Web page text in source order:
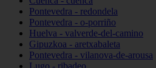
Pontevedra - redondela
Pontevedra - o-porriño
Huelva - valverde-del-camino
Gipuzkoa - aretxabaleta
Pontevedra - vilanova-de-arousa
Lugo - ribadeo